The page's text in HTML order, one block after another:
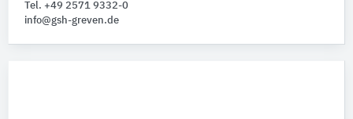
Tel. +49 2571 9332-0
info@gsh-greven.de